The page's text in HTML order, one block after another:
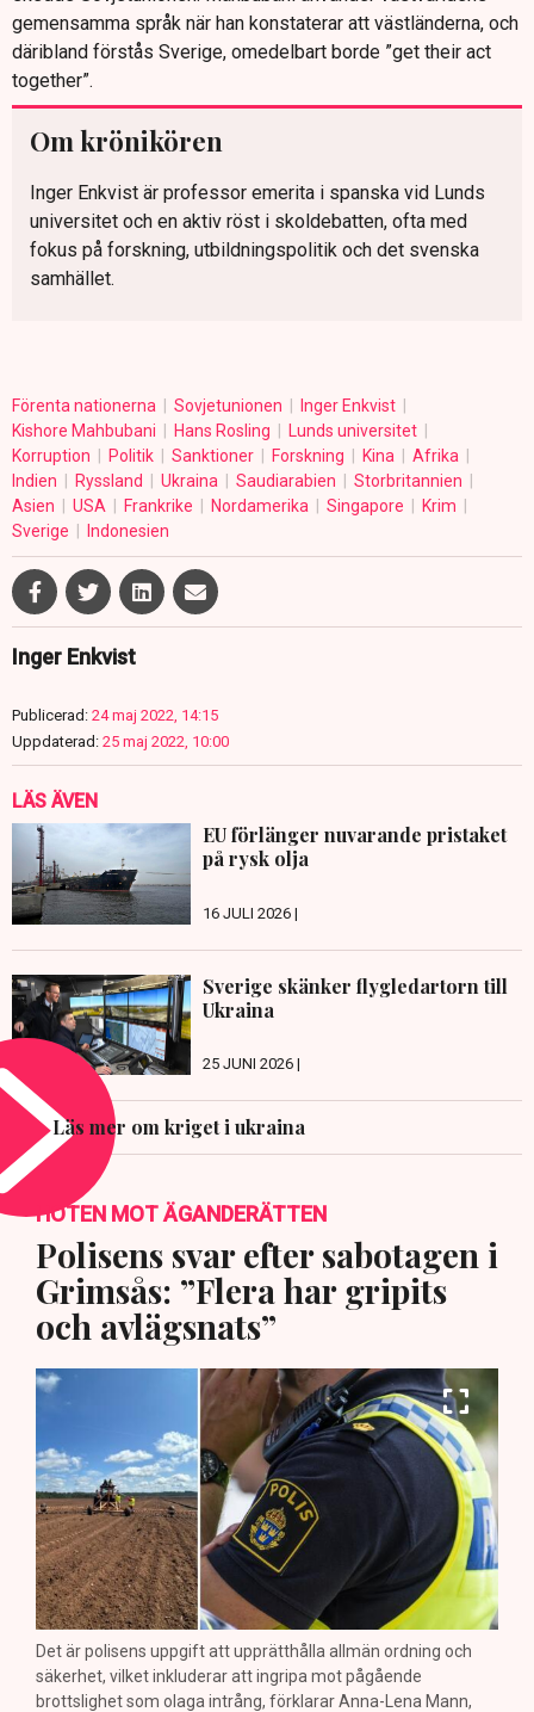
gemensamma språk när han konstaterar att västländerna, och
däribland förstås Sverige, omedelbart borde ”get their act
together”.
Om krönikören
Inger Enkvist är professor emerita i spanska vid Lunds
universitet och en aktiv röst i skoldebatten, ofta med
fokus på forskning, utbildningspolitik och det svenska
samhället.
Förenta nationerna Sovjetunionen
Inger Enkvist
Kishore Mahbubani
Hans Rosling
Lunds universitet
Korruption
Politik Sanktioner Forskning Kina
Afrika
Indien
Ryssland Ukraina Saudiarabien
Storbritannien
Asien
USA Frankrike Nordamerika Singapore
Krim
Sverige
Indonesien
Inger Enkvist
Publicerad: 24 maj 2022, 14:15
Uppdaterad: 25 maj 2022, 10:00
LÄS ÄVEN
EU förlänger nuvarande pristaket
på rysk olja
16 JULI 2026 |
Sverige skänker flygledartorn till
Ukraina
25 JUNI 2026 |
Läs mer om kriget i ukraina
HOTEN MOT ÄGANDERÄTTEN
Polisens svar efter sabotagen i
Grimsås: ”Flera har gripits
och avlägsnats”
Det är polisens uppgift att upprätthålla allmän ordning och
säkerhet, vilket inkluderar att ingripa mot pågående
brottslighet som olaga intrång, förklarar Anna-Lena Mann,